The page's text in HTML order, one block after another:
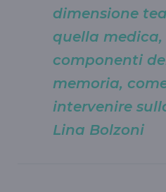
dimensione
quella
componenti
memoria,
intervenire
Lina Bolzoni